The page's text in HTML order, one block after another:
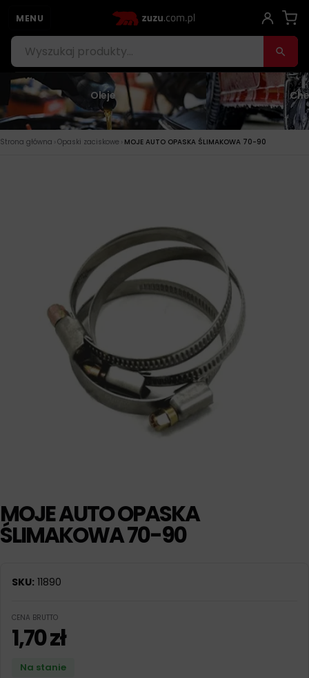
MENU
Oleje
Strona główna › Opaski zaciskowe › MOJE AUTO OPASKA ŚLIMAKOWA 70-90
MOJE AUTO OPASKA
ŚLIMAKOWA 70-90
SKU: 11890
CENA BRUTTO
1,70zł
Na stanie